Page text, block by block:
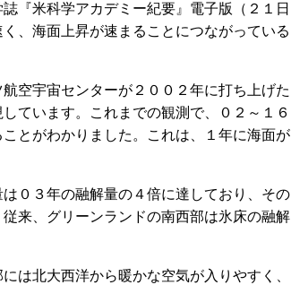
『米科学アカデミー紀要』電子版（２１日
、海面上昇が速まることにつながっている
空宇宙センターが２００２年に打ち上げた
ています。これまでの観測で、０２～１６
とがわかりました。これは、１年に海面が
０３年の融解量の４倍に達しており、その
来、グリーンランドの南西部は氷床の融解
は北大西洋から暖かな空気が入りやすく、